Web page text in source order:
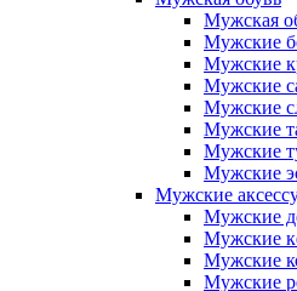
Мужская
Мужские
Мужские
Мужские
Мужские
Мужские
Мужские
Мужские
Мужские
Мужские
Мужские
Мужские
Мужские